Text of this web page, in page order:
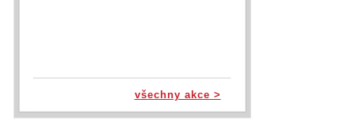
všechny akce >